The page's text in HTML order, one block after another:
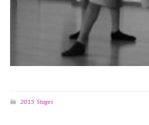
2015, Stages